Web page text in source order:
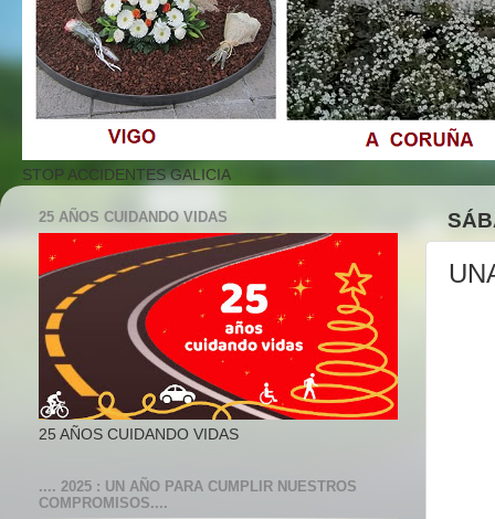
STOP ACCIDENTES GALICIA
25 AÑOS CUIDANDO VIDAS
25 AÑOS CUIDANDO VIDAS
.... 2025 : UN AÑO PARA CUMPLIR NUESTROS
COMPROMISOS....